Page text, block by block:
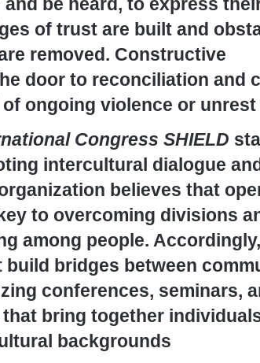
of trust are built and
removed. Constructive
door to reconciliation and
ongoing violence or unrest.
Congress SHIELD
intercultural dialogue
believes that
to overcoming divisions
among people.
bridges between
conferences, seminars,
bring together
backgrounds.
المطران فلوريد